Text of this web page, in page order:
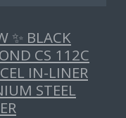
✨ BLACK
CS 112C
IN-LINER
STEEL